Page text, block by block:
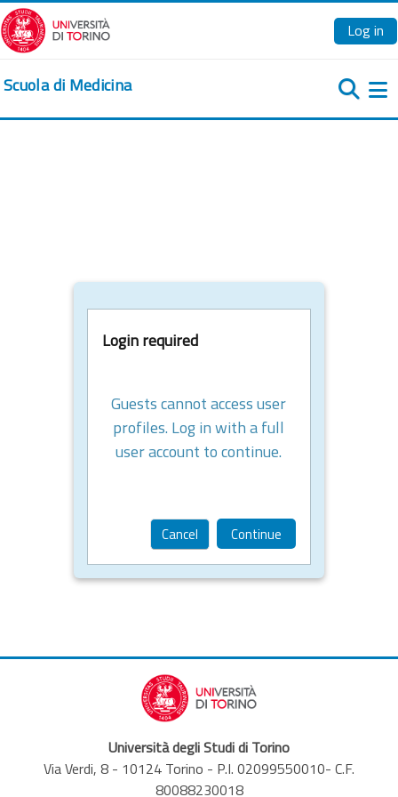
Skip to main content
Log in
Scuola di Medicina
Login required
Guests cannot access user
profiles. Log in with a full
user account to continue.
Cancel Continue
Università degli Studi di Torino
Via Verdi, 8 - 10124 Torino - P.I. 02099550010- C.F.
80088230018